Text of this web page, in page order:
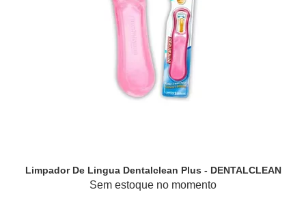
Limpador De Lingua Dentalclean Plus - DENTALCLEAN
Sem estoque no momento